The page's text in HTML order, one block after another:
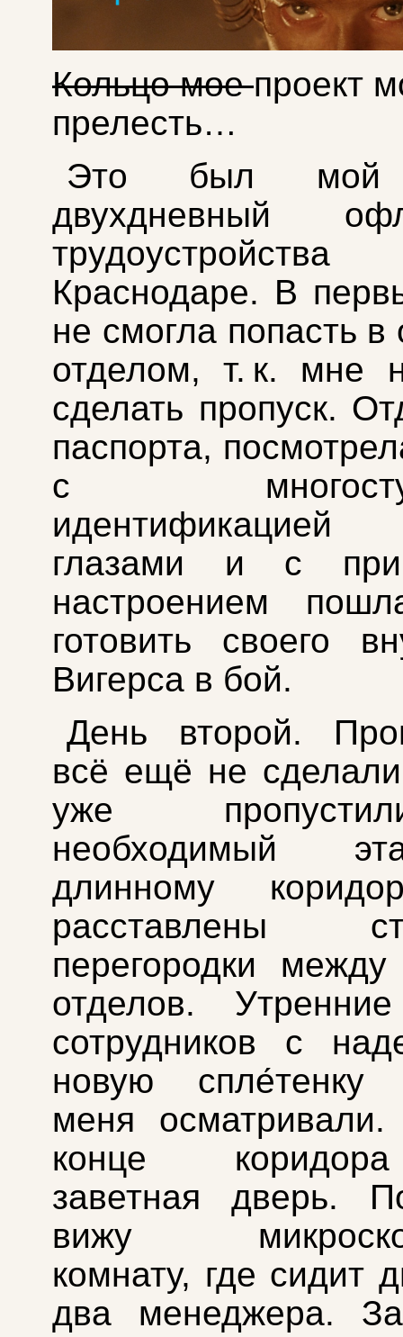
Кольцо моепроект
прелесть…
Это был мой
двухдневный
Краснодаре. В
не смогла попасть
отделом, т. к. мне
сделать пропуск.
паспорта,
с
идентификацией
глазами и с
настроением
готовить своего
Вигерса в бой.
День второй.
всё ещё не
уже
необходимый
длинному
расставлены
перегородки между
отделов.
сотрудников с
новую спле́тенку
меня
конце
заветная дверь.
вижу
комнату, где сидит
два менеджера.